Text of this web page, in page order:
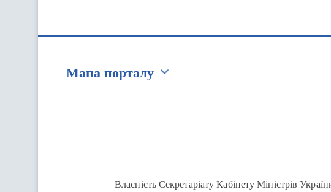
Мапа порталу
Власність Секретаріату Кабінету Міністрів